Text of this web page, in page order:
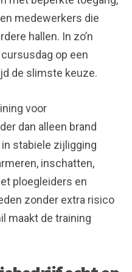
medewerkers die
hallen. In zo’n
op een
de slimste keuze.
voor
dan alleen brand
stabiele zijligging
inschatten,
ploegleiders en
zonder extra risico
maakt de training